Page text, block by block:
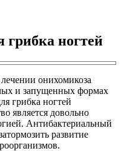
грибка ногтей
онихомикоза
и запущенных формах
грибка ногтей
является довольно
Антибактериальный
развитие